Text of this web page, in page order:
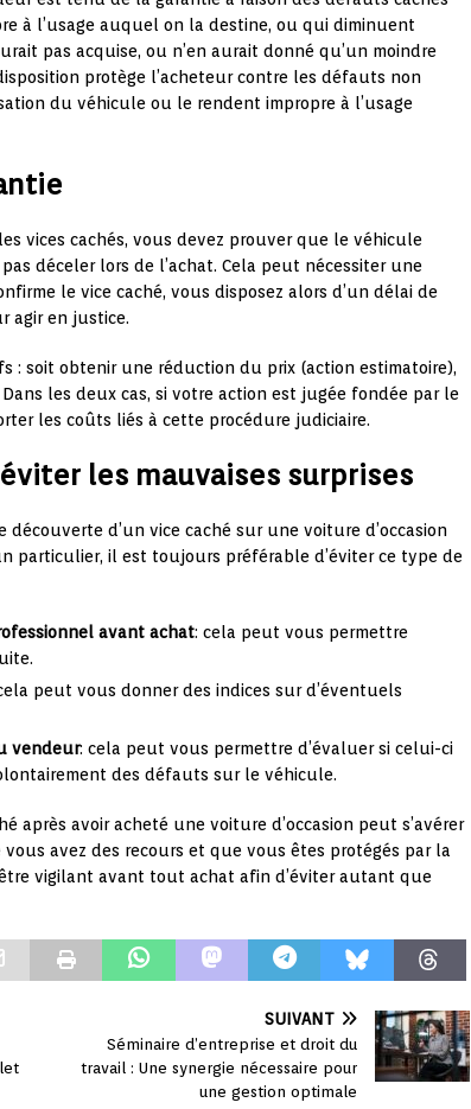
à l’usage auquel on la destine, ou qui diminuent
pas acquise, ou n’en aurait donné qu’un moindre
protège l’acheteur contre les défauts non
du véhicule ou le rendent impropre à l’usage
vices cachés, vous devez prouver que le véhicule
déceler lors de l’achat. Cela peut nécessiter une
le vice caché, vous disposez alors d’un délai de
agir en justice.
: soit obtenir une réduction du prix (action estimatoire),
les deux cas, si votre action est jugée fondée par le
les coûts liés à cette procédure judiciaire.
les mauvaises surprises
découverte d’un vice caché sur une voiture d’occasion
particulier, il est toujours préférable d’éviter ce type de
avant achat: cela peut vous permettre
peut vous donner des indices sur d’éventuels
vendeur: cela peut vous permettre d’évaluer si celui-ci
des défauts sur le véhicule.
après avoir acheté une voiture d’occasion peut s’avérer
avez des recours et que vous êtes protégés par la
vigilant avant tout achat afin d’éviter autant que
SUIVANT
Séminaire d’entreprise et droit du
travail : Une synergie nécessaire pour
une gestion optimale